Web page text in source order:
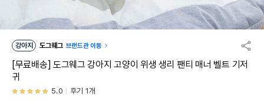
강아지 도그웨그 브랜드관 이동
[무료배송] 도그웨그 강아지 고양이 위생 생리 팬티 매너 벨트 기저
귀
5.0 후기 1개